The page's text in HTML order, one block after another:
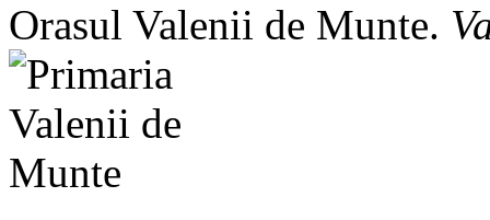
Orasul Valenii de Munte.